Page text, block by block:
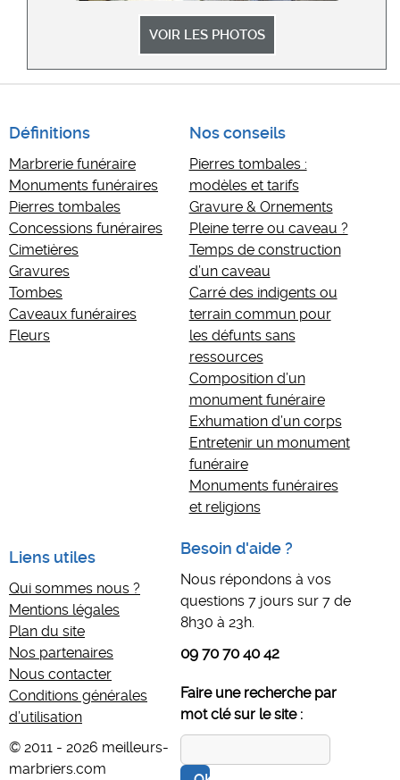
VOIR LES PHOTOS
Définitions
Marbrerie funéraire
Monuments funéraires
Pierres tombales
Concessions funéraires
Cimetières
Gravures
Tombes
Caveaux funéraires
Fleurs
Nos conseils
Pierres tombales :
modèles et tarifs
Gravure & Ornements
Pleine terre ou caveau ?
Temps de construction
d’un caveau
Carré des indigents ou
terrain commun pour
les défunts sans
ressources
Composition d’un
monument funéraire
Exhumation d’un corps
Entretenir un monument
funéraire
Monuments funéraires
et religions
Liens utiles
Qui sommes nous ?
Mentions légales
Plan du site
Nos partenaires
Nous contacter
Conditions générales
d’utilisation
© 2011 - 2026 meilleurs-
marbriers.com
Besoin d'aide ?
Nous répondons à vos
questions 7 jours sur 7 de
8h30 à 23h.
09 70 70 40 42
Faire une recherche par
mot clé sur le site :